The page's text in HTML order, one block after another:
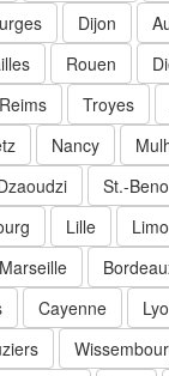
Dijon
Bourges
Rouen
Troyes
Reims
Nancy
Metz
St.-
Dzaoudzi
Marseille
Cayenne
Vouziers